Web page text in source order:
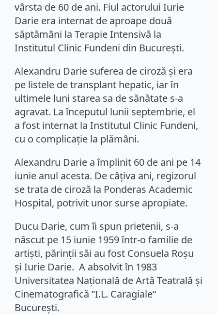
vârsta de 60 de ani. Fiul actorului Iurie
Darie era internat de aproape două
săptămâni la Terapie Intensivă la
Institutul Clinic Fundeni din Bucureşti.
Alexandru Darie suferea de ciroză şi era
pe listele de transplant hepatic, iar în
ultimele luni starea sa de sănătate s-a
agravat. La începutul lunii septembrie, el
a fost internat la Institutul Clinic Fundeni,
cu o complicaţie la plămâni.
Alexandru Darie a împlinit 60 de ani pe 14
iunie anul acesta. De câţiva ani, regizorul
se trata de ciroză la Ponderas Academic
Hospital, potrivit unor surse apropiate.
Ducu Darie, cum îi spun prietenii, s-a
născut pe 15 iunie 1959 într-o familie de
artişti, părinţii săi au fost Consuela Roşu
şi Iurie Darie. A absolvit în 1983
Universitatea Naţională de Artă Teatrală şi
Cinematografică ”I.L. Caragiale“
Bucureşti.